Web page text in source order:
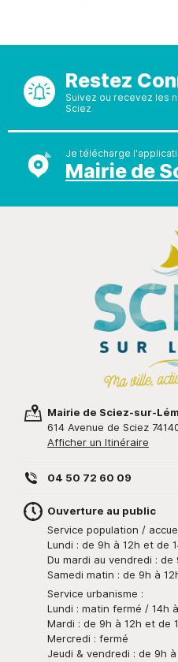
Restez
Suivez ou recevez les
Sciez
Je télécharge
Mairie de
Mairie de Sciez-sur-
614 Avenue de Sciez
Afficher un Itinéraire
04 50 72 60 09
Ouverture au public
Service population /
Lundi : de 9h à 12h et de
Du mardi au vendredi : de
Samedi matin : de 9h à
Service urbanisme :
Lundi : matin fermé / 14h
Mardi : de 9h à 12h et de
Mercredi : fermé
Jeudi & vendredi : de 9h